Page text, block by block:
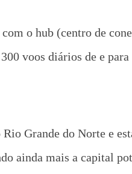
o hub (centro de
voos diários de e
Grande do Norte e
ainda mais a capital